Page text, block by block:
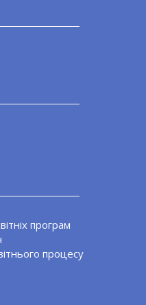
програм
процесу